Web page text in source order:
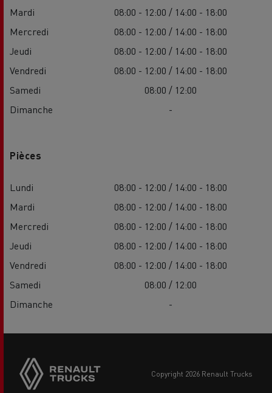
Mardi
08:00 - 12:00 / 14:00 - 18:00
Mercredi
08:00 - 12:00 / 14:00 - 18:00
Jeudi
08:00 - 12:00 / 14:00 - 18:00
Vendredi
08:00 - 12:00 / 14:00 - 18:00
Samedi
08:00 / 12:00
Dimanche
-
Pièces
Lundi
08:00 - 12:00 / 14:00 - 18:00
Mardi
08:00 - 12:00 / 14:00 - 18:00
Mercredi
08:00 - 12:00 / 14:00 - 18:00
Jeudi
08:00 - 12:00 / 14:00 - 18:00
Vendredi
08:00 - 12:00 / 14:00 - 18:00
Samedi
08:00 / 12:00
Dimanche
-
copyright 2026 Renault Trucks